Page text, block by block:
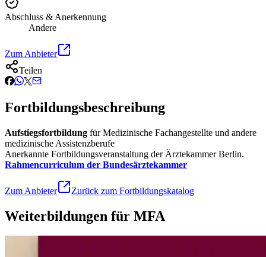
Abschluss & Anerkennung
Andere
Zum Anbieter
Teilen
Fortbildungsbeschreibung
Aufstiegsfortbildung für Medizinische Fachangestellte und andere
medizinische Assistenzberufe
Anerkannte Fortbildungsveranstaltung der Ärztekammer Berlin.
Rahmencurriculum der Bundesärztekammer
Zum Anbieter Zurück zum Fortbildungskatalog
Weiterbildungen für MFA